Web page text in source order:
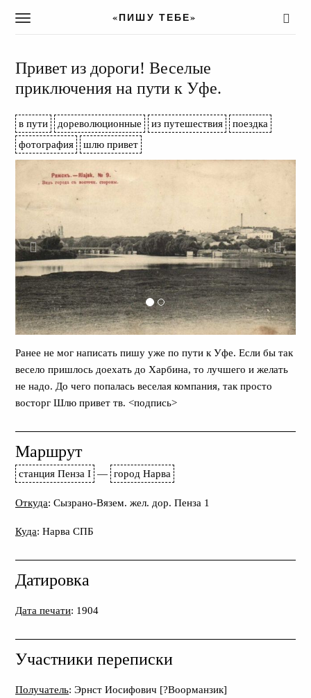
T
g
l
e
a
v
i
g
n
«ПИШУ ТЕБЕ»
Привет из дороги! Веселые
приключения на пути к Уфе.
в пути дореволюционные из путешествия
поездка
фотография
шлю привет
Ранее не мог написать пишу уже по пути к Уфе. Если бы так
весело пришлось доехать до Харбина, то лучшего и желать
не надо. До чего попалась веселая компания, так просто
восторг Шлю привет тв. <подпись>
Маршрут
станция Пенза I — город Нарва
Откуда: Сызрано-Вязем. жел. дор. Пенза 1
Куда: Нарва СПБ
Датировка
Дата печати: 1904
Участники переписки
Получатель: Эрнст Иосифович [?Воорманзик]